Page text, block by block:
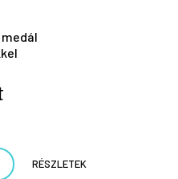
RÉSZLETEK